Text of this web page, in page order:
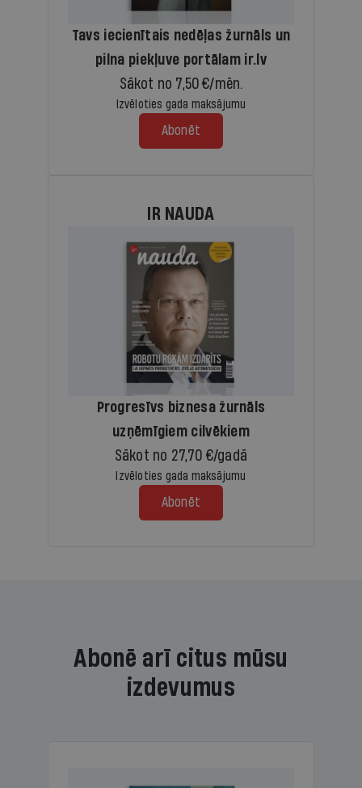
Tavs iecienītais nedēļas žurnāls un
pilna piekļuve portālam ir.lv
Sākot no 7,50 €/mēn.
Izvēloties gada maksājumu
Abonēt
IR NAUDA
Progresīvs biznesa žurnāls
uzņēmīgiem cilvēkiem
Sākot no 27,70 €/gadā
Izvēloties gada maksājumu
Abonēt
Abonē arī citus mūsu
izdevumus